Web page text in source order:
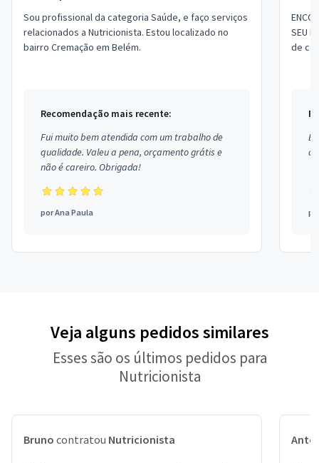
Sou profissional da categoria Saúde, e faço serviços
relacionados a Nutricionista. Estou localizado no
bairro Cremação em Belém.
Recomendação mais recente:
Fui muito bem atendida com um trabalho de
qualidade. Valeu a pena, orçamento grátis e
não é careiro. Obrigada!
porAna Paula
SEU
de
Veja alguns pedidos similares
Esses são os últimos pedidos para
Nutricionista
Bruno contratou Nutricionista